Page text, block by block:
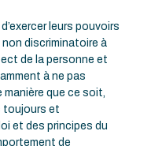
leurs pouvoirs
non discriminatoire à
de la personne et
à ne pas
manière que ce soit,
toujours et
et des principes du
de